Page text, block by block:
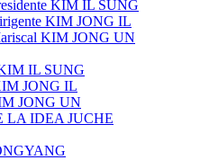
KIM IL SUNG
KIM JONG IL
KIM JONG UN
IL SUNG
JONG IL
JONG UN
LA IDEA JUCHE